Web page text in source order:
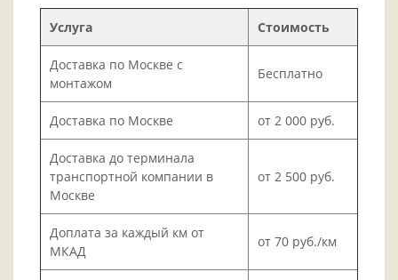
Услуга Стоимость
Доставка по Москве с
монтажом
Бесплатно
Доставка по Москве от 2 000 руб.
Доставка до терминала
транспортной компании в
Москве
от 2 500 руб.
Доплата за каждый км от
МКАД
от 70 руб./км